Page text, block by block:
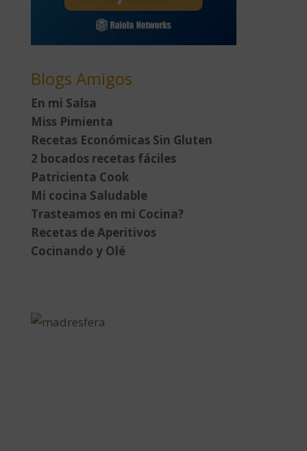
Blogs Amigos
En mi Salsa
Miss Pimienta
Recetas Económicas Sin Gluten
2 bocados recetas fáciles
Patricienta Cook
Mi cocina Saludable
Trasteamos en mi Cocina?
Recetas de Aperitivos
Cocinando y Olé